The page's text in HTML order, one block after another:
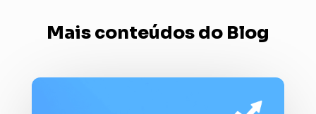
Mais conteúdos do Blog